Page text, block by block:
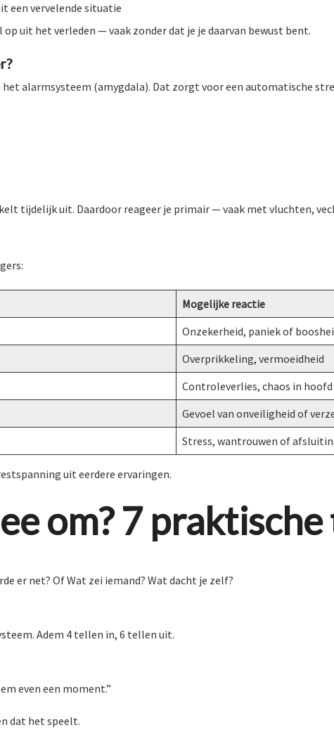
een vervelende situatie
uit het verleden — vaak zonder dat je je daarvan bewust bent.
alarmsysteem (amygdala). Dat zorgt voor een automatische
tijdelijk uit. Daardoor reageer je primair — vaak met vluchten,
Mogelijke reactie
Onzekerheid, paniek of
Overprikkeling, vermoeidheid
Controleverlies, chaos in hoofd
Gevoel van onveiligheid of
Stress, wantrouwen of
uit eerdere ervaringen.
om? 7
er net? Of Wat zei iemand? Wat dacht je zelf?
Adem 4 tellen in, 6 tellen uit.
even een moment.”
dat het speelt.